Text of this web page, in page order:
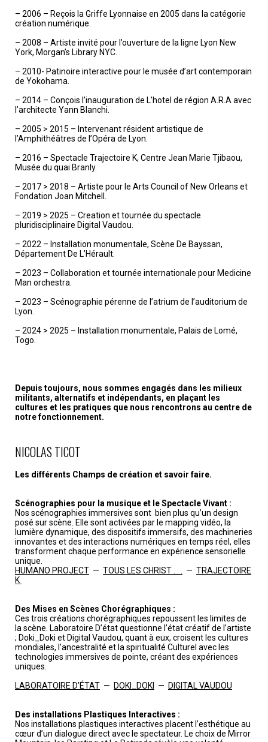
– 2006 – Reçois la Griffe Lyonnaise en 2005 dans la catégorie
création numérique.
– 2008 – Artiste invité pour l’ouverture de la ligne Lyon New
York, Morgan’s Library NYC. .
– 2010- Patinoire interactive pour le musée d’art contemporain
de Yokohama.
– 2014 – Conçois l’inauguration de L’hotel de région A.R.A avec
l’architecte Yann Blanchi.
– 2005 > 2015 – Intervenant résident artistique de
l’Amphithéâtres de l’Opéra de Lyon.
– 2016 – Spectacle Trajectoire K, Centre Jean Marie Tjibaou,
Musée du quai Branly.
– 2017 > 2018 – Artiste pour le Arts Council of New Orleans et
Fondation Joan Mitchell.
– 2019 > 2025 – Creation et tournée du spectacle
pluridisciplinaire Digital Vaudou.
– 2022 – Installation monumentale, Scène De Bayssan,
Département De L’Hérault.
– 2023 – Collaboration et tournée internationale pour Medicine
Man orchestra.
– 2023 – Scénographie pérenne de l’atrium de l’auditorium de
Lyon.
– 2024 > 2025 – Installation monumentale, Palais de Lomé,
Togo.
Depuis toujours, nous sommes engagés dans les milieux
militants, alternatifs et indépendants, en plaçant les
cultures et les pratiques que nous rencontrons au centre de
notre fonctionnement.
NICOLAS TICOT
Les différents Champs de création et savoir faire.
Scénographies pour la musique et le Spectacle Vivant :
Nos scénographies immersives sont bien plus qu’un design
posé sur scène. Elle sont activées par le mapping vidéo, la
lumière dynamique, des dispositifs immersifs, des machineries
innovantes et des interactions numériques en temps réel, elles
transforment chaque performance en expérience sensorielle
unique.
HUMANO PROJECT — TOUS LES CHRIST . . . — TRAJECTOIRE
K
Des Mises en Scènes Chorégraphiques :
Ces trois créations chorégraphiques repoussent les limites de
la scène. Laboratoire D’état questionne l’état créatif de l’artiste
; Doki_Doki et Digital Vaudou, quant à eux, croisent les cultures
mondiales, l’ancestralité et la spiritualité Culturel avec les
technologies immersives de pointe, créant des expériences
uniques.
LABORATOIRE D’ÉTAT — DOKI_DOKI — DIGITAL VAUDOU
Des installations Plastiques Interactives :
Nos installations plastiques interactives placent l’esthétique au
cœur d’un dialogue direct avec le spectateur. Le choix de Mirror